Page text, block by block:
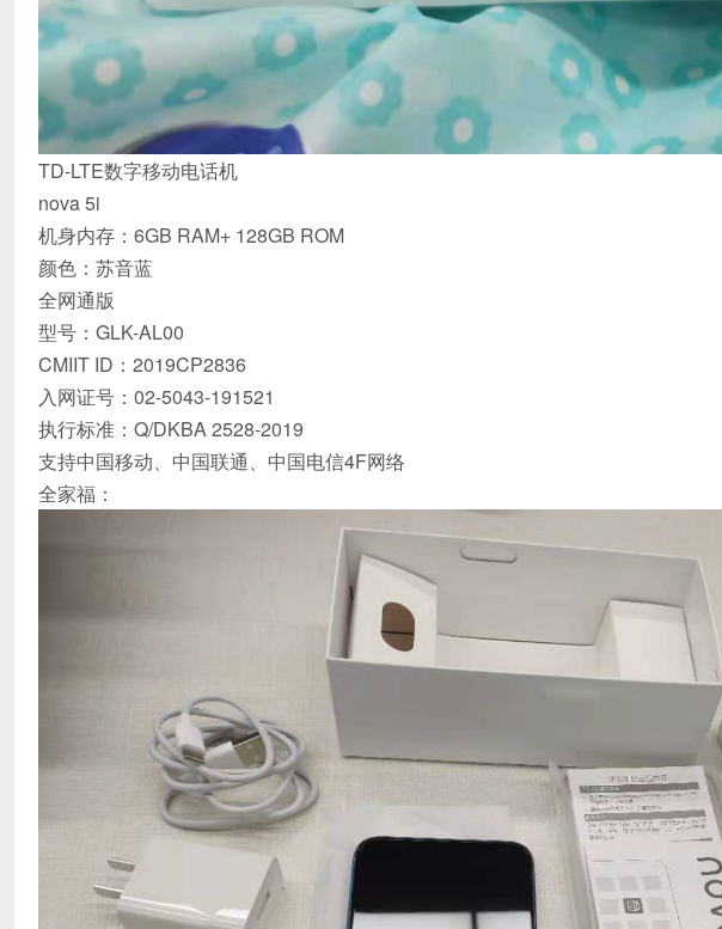
TD-LTE数字移动电话机
nova 5i
机身内存：6GB RAM+ 128GB ROM
颜色：苏音蓝
全网通版
型号：GLK-AL00
CMIIT ID：2019CP2836
入网证号：02-5043-191521
执行标准：Q/DKBA 2528-2019
支持中国移动、中国联通、中国电信4F网络
全家福：